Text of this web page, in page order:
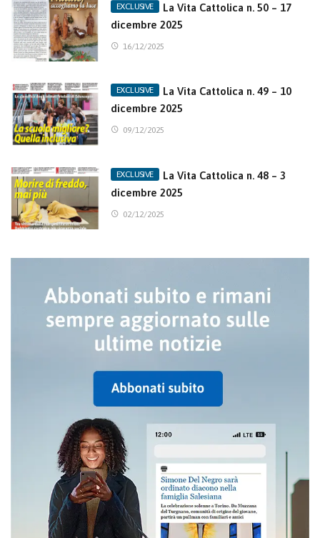
La Vita Cattolica n. 50 – 17
dicembre 2025
16/12/2025
La Vita Cattolica n. 49 – 10
dicembre 2025
09/12/2025
La Vita Cattolica n. 48 – 3
dicembre 2025
02/12/2025